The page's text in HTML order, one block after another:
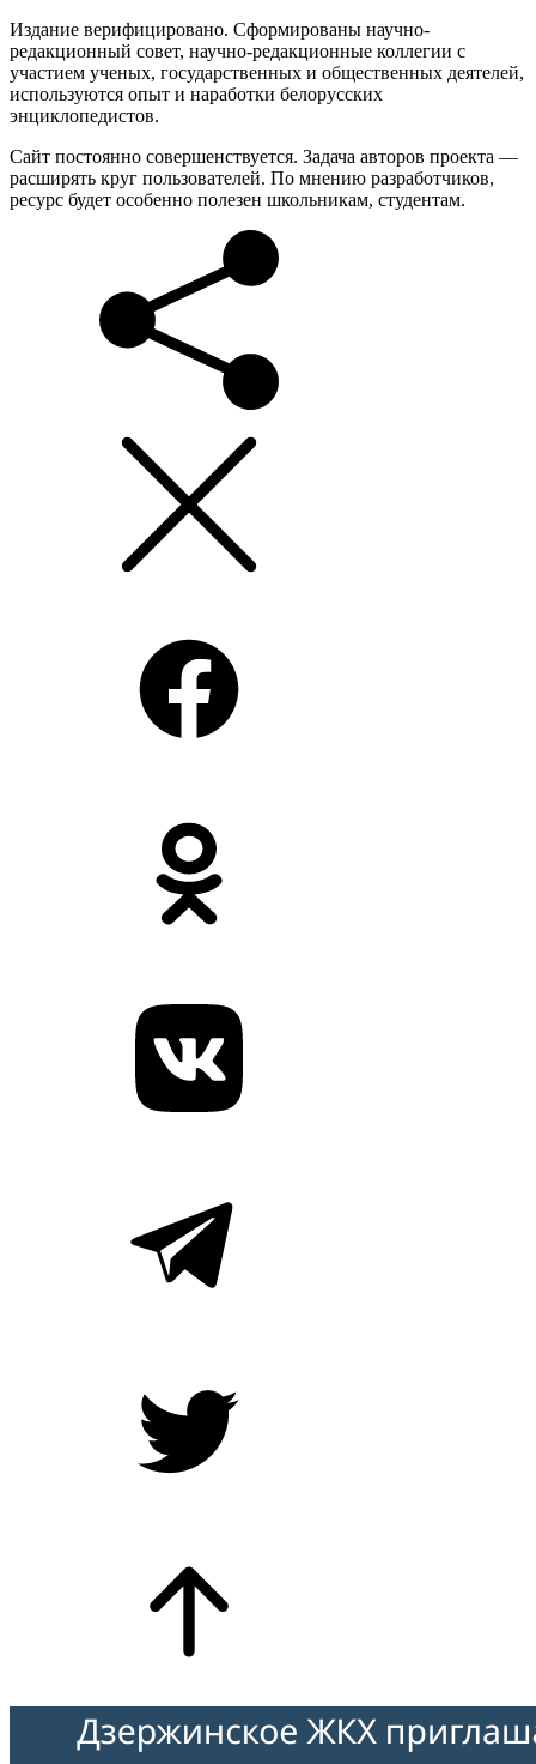
Издание верифицировано. Сформированы научно-
редакционный совет, научно-редакционные коллегии с
участием ученых, государственных и общественных деятелей,
используются опыт и наработки белорусских
энциклопедистов.
Сайт постоянно совершенствуется. Задача авторов проекта —
расширять круг пользователей. По мнению разработчиков,
ресурс будет особенно полезен школьникам, студентам.